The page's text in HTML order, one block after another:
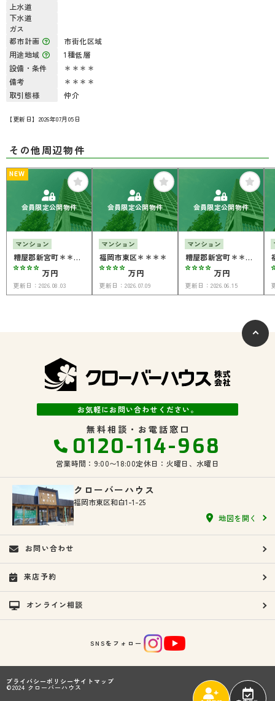
上水道
下水道
ガス
都市計画
市街化区域
用途地域
1種低層
設備・条件
＊＊＊＊
備考
＊＊＊＊
取引態様
仲介
【更新日】2026年07月05日
その他周辺物件
会員限定公開物件
NEW
マンション
糟屋郡新宮町＊＊＊
＊
**** 万円
更新日： 2026.08.03
会員限定公開物件
マンション
福岡市東区＊＊＊＊
**** 万円
更新日： 2026.07.09
会員限定公開物件
マンション
糟屋郡新宮町＊＊＊
＊
**** 万円
更新日： 2026.06.15
お気軽にお問い合わせください。
無料相談・お電話窓口
0120-114-968
営業時間：9:00〜18:00定休日：火曜日、水曜日
クローバーハウス
福岡市東区和白1-1-25
地図を開く
お問い合わせ
来店予約
オンライン相談
SNSをフォロー
プライバシーポリシーサイトマップ
©2024 クローバーハウス